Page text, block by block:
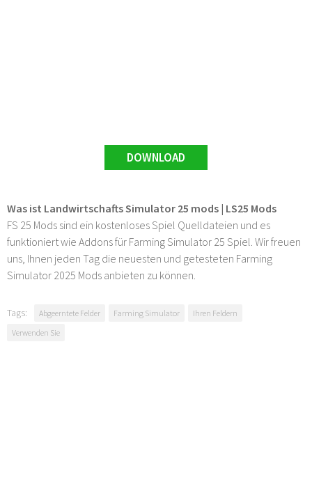
DOWNLOAD
Was ist Landwirtschafts Simulator 25 mods | LS25 Mods
FS 25 Mods sind ein kostenloses Spiel Quelldateien und es
funktioniert wie Addons für Farming Simulator 25 Spiel. Wir freuen
uns, Ihnen jeden Tag die neuesten und getesteten Farming
Simulator 2025 Mods anbieten zu können.
Tags: Abgeerntete Felder Farming Simulator
Ihren Feldern
Verwenden Sie